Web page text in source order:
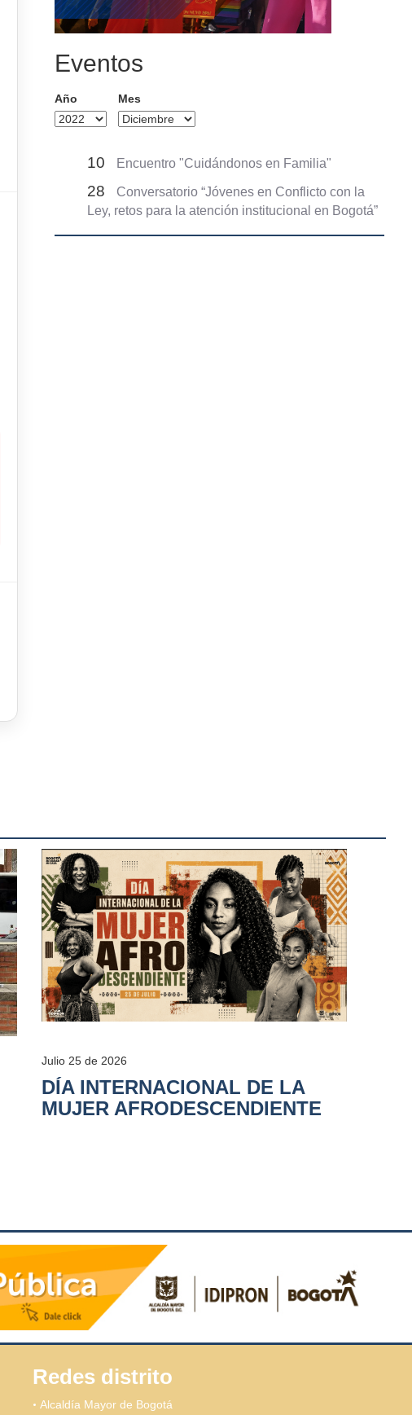
Eventos
Año Mes
10 Encuentro "Cuidándonos en Familia"
28
Conversatorio “Jóvenes en Conflicto con la
Ley, retos para la atención institucional en Bogotá”
Julio 25 de 2026
DÍA INTERNACIONAL DE LA
MUJER AFRODESCENDIENTE
Redes distrito
Alcaldía Mayor de Bogotá